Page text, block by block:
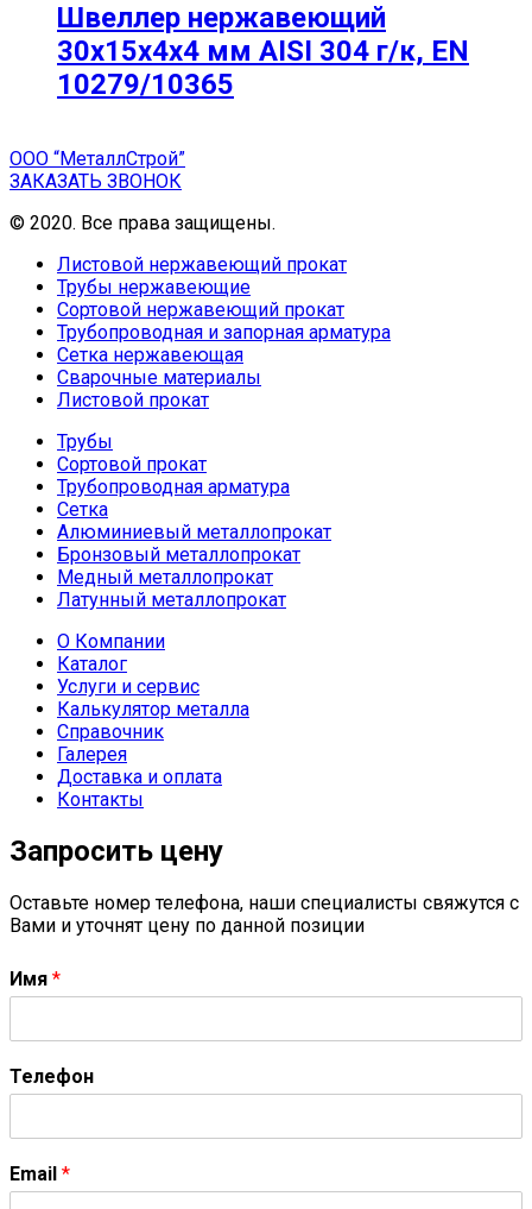
Швеллер нержавеющий
30х15х4х4 мм AISI 304 г/к, EN
10279/10365
ООО “МеталлСтрой”
ЗАКАЗАТЬ ЗВОНОК
© 2020. Все права защищены.
Листовой нержавеющий прокат
Трубы нержавеющие
Сортовой нержавеющий прокат
Трубопроводная и запорная арматура
Сетка нержавеющая
Сварочные материалы
Листовой прокат
Трубы
Сортовой прокат
Трубопроводная арматура
Сетка
Алюминиевый металлопрокат
Бронзовый металлопрокат
Медный металлопрокат
Латунный металлопрокат
О Компании
Каталог
Услуги и сервис
Калькулятор металла
Справочник
Галерея
Доставка и оплата
Контакты
Запросить цену
Оставьте номер телефона, наши специалисты свяжутся с
Вами и уточнят цену по данной позиции
Имя *
Телефон
Email *